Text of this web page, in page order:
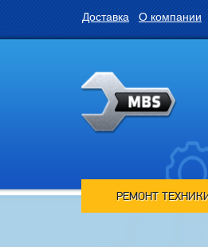
Доставка О компании
РЕМОНТ